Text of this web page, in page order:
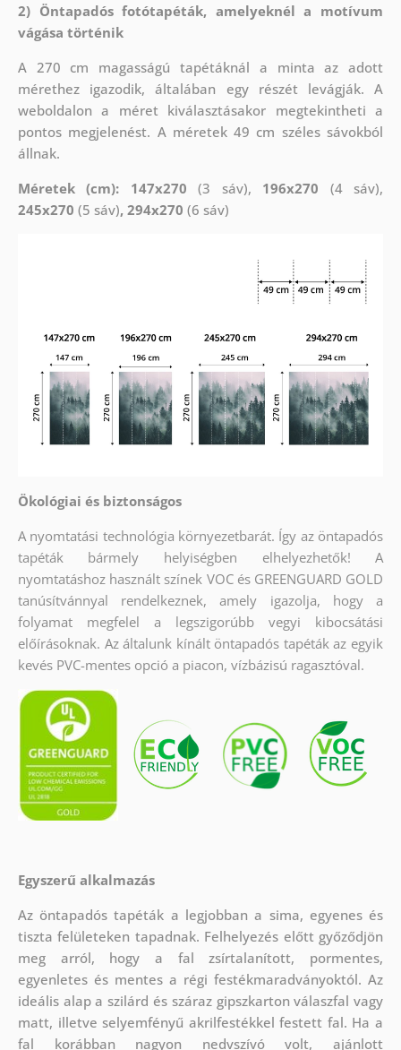
2) Öntapadós fotótapéták, amelyeknél a motívum
vágása történik
A 270 cm magasságú tapétáknál a minta az adott
mérethez igazodik, általában egy részét levágják. A
weboldalon a méret kiválasztásakor megtekintheti a
pontos megjelenést. A méretek 49 cm széles sávokból
állnak.
Méretek (cm): 147x270 (3 sáv), 196x270 (4 sáv),
245x270 (5 sáv), 294x270 (6 sáv)
Ökológiai és biztonságos
A nyomtatási technológia környezetbarát. Így az öntapadós
tapéták bármely helyiségben elhelyezhetők! A
nyomtatáshoz használt színek VOC és GREENGUARD GOLD
tanúsítvánnyal rendelkeznek, amely igazolja, hogy a
folyamat megfelel a legszigorúbb vegyi kibocsátási
előírásoknak. Az általunk kínált öntapadós tapéták az egyik
kevés PVC-mentes opció a piacon, vízbázisú ragasztóval.
Egyszerű alkalmazás
Az öntapadós tapéták a legjobban a sima, egyenes és
tiszta felületeken tapadnak. Felhelyezés előtt győződjön
meg arról, hogy a fal zsírtalanított, pormentes,
egyenletes és mentes a régi festékmaradványoktól. Az
ideális alap a szilárd és száraz gipszkarton válaszfal vagy
matt, illetve selyemfényű akrilfestékkel festett fal. Ha a
fal korábban nagyon nedvszívó volt, ajánlott